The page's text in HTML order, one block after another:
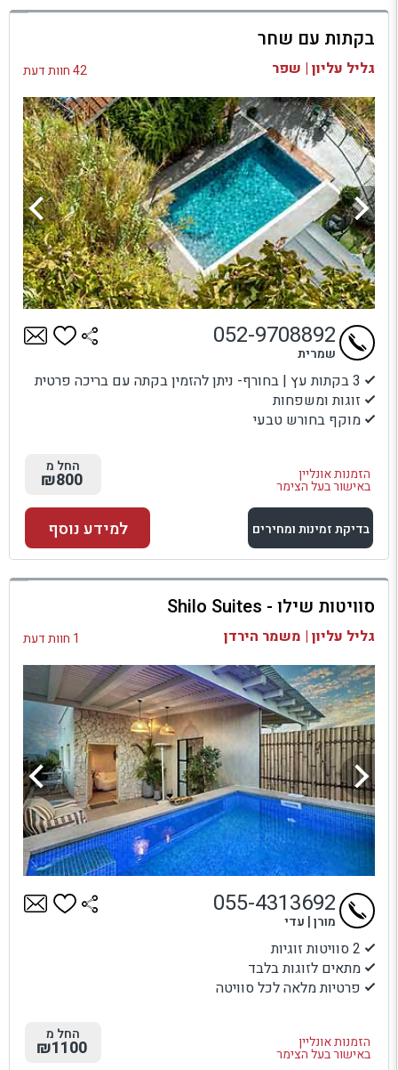
למתחם זה
בדיקת זמינות ומחירים
בקתות עם שחר
גליל עליון | שפר 42 חוות דעת
3 בקתות עץ | בחורף- ניתן להזמין בקתה עם בריכה פרטית
זוגות ומשפחות
מוקף בחורש טבעי
הזמנות אונליין
באישור בעל הצימר
052-9708892
שמרית
החל מ
₪800
בדיקת זמינות ומחירים
למתחם זה
בדיקת זמינות ומחירים
למידע נוסף
סוויטות שילו - Shilo Suites
גליל עליון | משמר הירדן 1 חוות דעת
2 סוויטות זוגיות
מתאים לזוגות בלבד
פרטיות מלאה לכל סוויטה
הזמנות אונליין
באישור בעל הצימר
055-4313692
מורן | עדי
החל מ
₪1100